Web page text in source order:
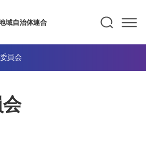
域自治体連合
員会